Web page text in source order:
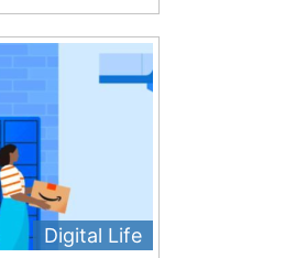
Digital Life